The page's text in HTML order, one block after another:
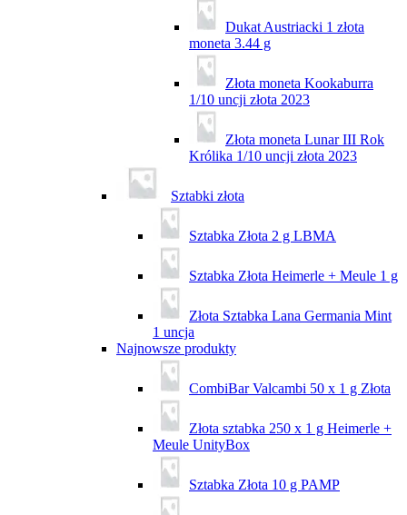
Dukat Austriacki 1 złota
moneta 3.44 g
Złota moneta Kookaburra
1/10 uncji złota 2023
Złota moneta Lunar III Rok
Królika 1/10 uncji złota 2023
Sztabki złota
Sztabka Złota 2 g LBMA
Sztabka Złota Heimerle + Meule 1 g
Złota Sztabka Lana Germania Mint
1 uncja
Najnowsze produkty
CombiBar Valcambi 50 x 1 g Złota
Złota sztabka 250 x 1 g Heimerle +
Meule UnityBox
Sztabka Złota 10 g PAMP